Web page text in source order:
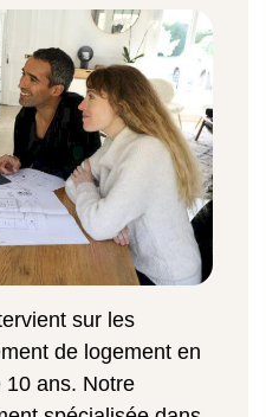
sur les
de logement en
10 ans. Notre